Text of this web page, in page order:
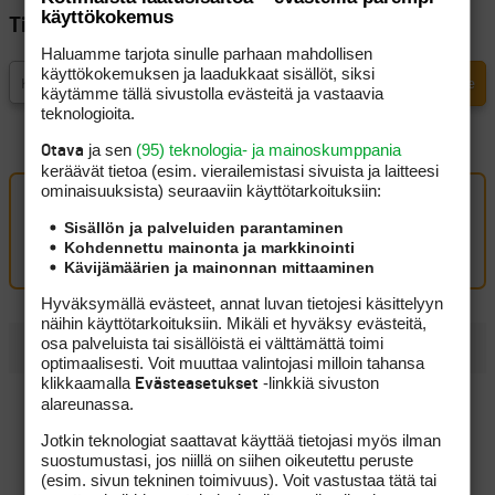
Tilaa Golfpisteen uutiskirje
Kirjaudu sisään kommentoidaksesi
UUSIMMAT
Pitkät väylät palkitsivat Tapio Pulkkasen kitsaasti, mutta
taistelu kovasta sijoituksesta jatkuu
Eppu Normaali siivitti Konsta Jutilan Erkko Trophyn
voittoon
käyttökokemus
Haluamme tarjota sinulle parhaan mahdollisen
käyttökokemuksen ja laadukkaat sisällöt, siksi
käytämme tällä sivustolla evästeitä ja vastaavia
teknologioita.
Otava ja sen (95) teknologia- ja mainoskumppania
keräävät tietoa (esim. vierailemis­tasi sivuista ja laitteesi
ominaisuuk­sista) seuraaviin käyttötarkoituksiin:
Sisällön ja palveluiden parantaminen
Kohdennettu mainonta ja markkinointi
Kävijämäärien ja mainonnan mittaaminen
Hyväksymällä evästeet, annat luvan tietojesi käsittelyyn
näihin käyttötarkoituksiin. Mikäli et hyväksy evästeitä,
osa palveluista tai sisällöistä ei välttämättä toimi
optimaalisesti. Voit muuttaa valintojasi milloin tahansa
klikkaamalla Evästeasetukset -linkkiä sivuston
alareunassa.
Jotkin teknologiat saattavat käyttää tietojasi myös ilman
suostumustasi, jos niillä on siihen oikeutettu peruste
(esim. sivun tekninen toimivuus). Voit vastustaa tätä tai